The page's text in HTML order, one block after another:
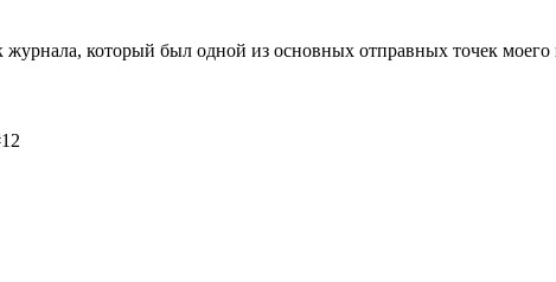
который был одной из основных отправных точек моего